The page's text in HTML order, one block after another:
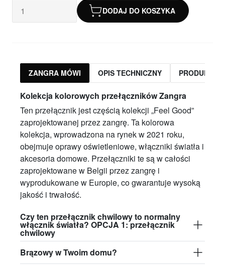
DODAJ DO KOSZYKA
ZANGRA MÓWI OPIS TECHNICZNY PRODUKTY
Kolekcja kolorowych przełączników Zangra
Ten przełącznik jest częścią kolekcji „Feel Good”
zaprojektowanej przez zangrę. Ta kolorowa
kolekcja, wprowadzona na rynek w 2021 roku,
obejmuje oprawy oświetleniowe, włączniki światła i
akcesoria domowe. Przełączniki te są w całości
zaprojektowane w Belgii przez zangrę i
wyprodukowane w Europie, co gwarantuje wysoką
jakość i trwałość.
Czy ten przełącznik chwilowy to normalny
włącznik światła? OPCJA 1: przełącznik
chwilowy
Brązowy w Twoim domu?